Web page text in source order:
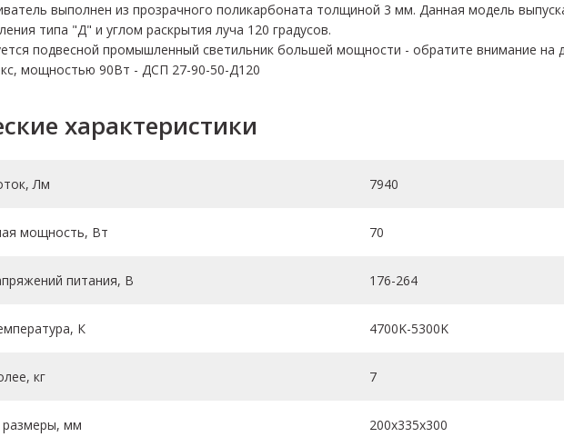
выполнен из прозрачного поликарбоната толщиной 3 мм. Данная модель
типа "Д" и углом раскрытия луча 120 градусов.
подвесной промышленный светильник большей мощности - обратите внимание на
мощностью 90Вт - ДСП 27-90-50-Д120
характеристики
Лм 7940
мощность, Вт 70
питания, В 176-264
К 4700K-5300K
кг 7
размеры, мм 200x335х300